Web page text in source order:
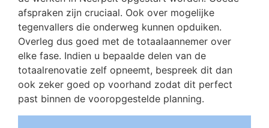
afspraken zijn cruciaal. Ook over mogelijke
tegenvallers die onderweg kunnen opduiken.
Overleg dus goed met de totaalaannemer over
elke fase. Indien u bepaalde delen van de
totaalrenovatie zelf opneemt, bespreek dit dan
ook zeker goed op voorhand zodat dit perfect
past binnen de vooropgestelde planning.